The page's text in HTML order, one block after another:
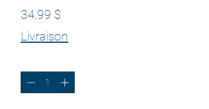
34,99 $
Livraison